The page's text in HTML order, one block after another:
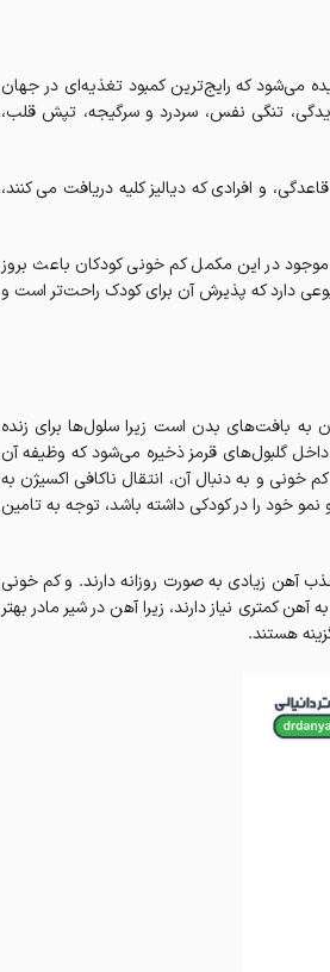
می‌شود که رایج‌ترین کمبود تغذیه‌ای در جهان
تنگی نفس، سردرد و سرگیجه، تپش قلب،
و افرادی که دیالیز کلیه دریافت می کنند،
در این مکمل کم خونی کودکان باعث بروز
دارد که پذیرش آن برای کودک راحت‌تر است و
به بافت‌های بدن است زیرا سلول‌ها برای زنده
گلبول‌های قرمز ذخیره می‌شود که وظیفه آن
و به دنبال آن، انتقال ناکافی اکسیژن به
خود را در کودکی داشته باشد، توجه به تامین
آهن زیادی به صورت روزانه دارند. و کم خونی
می‌شوند به آهن کمتری نیاز دارند، زیرا آهن در شیر مادر بهتر
هستند.